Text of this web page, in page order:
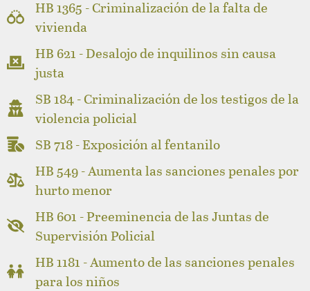
HB 1365 - Criminalización de la falta de
vivienda
HB 621 - Desalojo de inquilinos sin causa
justa
SB 184 - Criminalización de los testigos de la
violencia policial
SB 718 - Exposición al fentanilo
HB 549 - Aumenta las sanciones penales por
hurto menor
HB 601 - Preeminencia de las Juntas de
Supervisión Policial
HB 1181 - Aumento de las sanciones penales
para los niños